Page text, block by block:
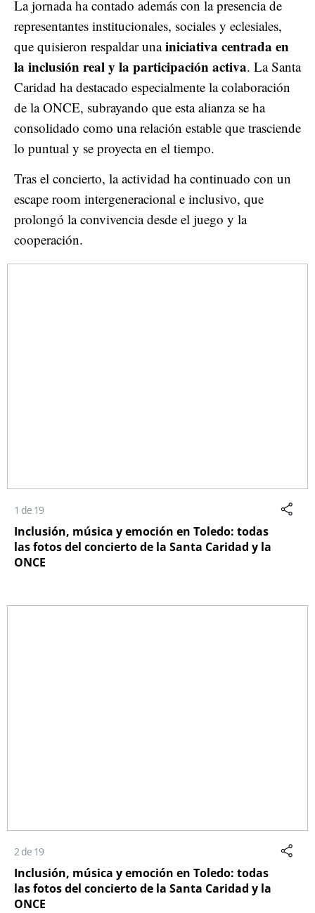
La jornada ha contado además con la presencia de
representantes institucionales, sociales y eclesiales,
que quisieron respaldar unainiciativa centrada en
la inclusión real y la participación activa. La Santa
Caridad ha destacado especialmente la colaboración
de la ONCE, subrayando que esta alianza se ha
consolidado como una relación estable que trasciende
lo puntual y se proyecta en el tiempo.
Tras el concierto, la actividad ha continuado con un
escape room intergeneracional e inclusivo, que
prolongó la convivencia desde el juego y la
cooperación.
1 de 19
Inclusión, música y emoción en Toledo: todas
las fotos del concierto de la Santa Caridad y la
ONCE
2 de 19
Inclusión, música y emoción en Toledo: todas
las fotos del concierto de la Santa Caridad y la
ONCE